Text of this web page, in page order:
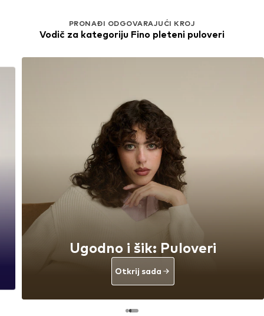
PRONAĐI ODGOVARAJUĆI KROJ
Vodič za kategoriju Fino pleteni puloveri
Ugodno i šik: Puloveri
Otkrij sada